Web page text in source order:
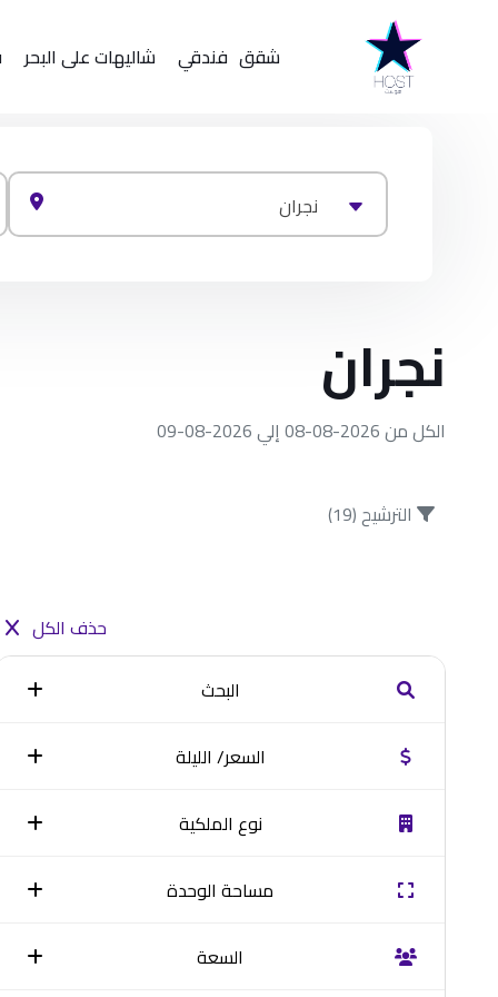
شقق فندقي شاليهات على البحر
نجران
نجران
الكل من 2026-08-08 إلي 2026-08-09
الترشيح(19)
حذف الكل
البحث
السعر/ الليلة
ريال سعودي
ريال سعودي
نوع الملكية
مساحة الوحدة
من
السعة